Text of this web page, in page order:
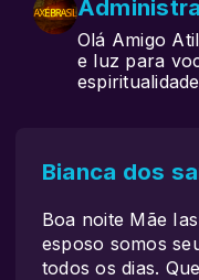
Olá Amigo
e luz para
Bianca dos
Boa noite Mãe
esposo somos
todos os dias.